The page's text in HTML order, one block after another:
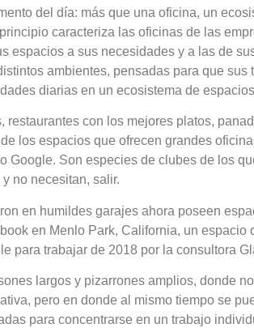
del día: más que una oficina, un
caracteriza las oficinas de las
espacios a sus necesidades y a las de
ambientes, pensadas para que sus
diarias en un ecosistema de
restaurantes con los mejores platos,
los espacios que ofrecen grandes
Google. Son especies de clubes de los
no necesitan, salir.
en humildes garajes ahora poseen
en Menlo Park, California, un espacio
para trabajar de 2018 por la consultora
largos y pizarrones amplios, donde
pero en donde al mismo tiempo se
para concentrarse en un trabajo